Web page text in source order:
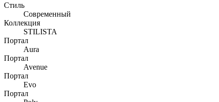
Стиль
Современный
Коллекция
STILISTA
Портал
Aura
Портал
Avenue
Портал
Evo
Портал